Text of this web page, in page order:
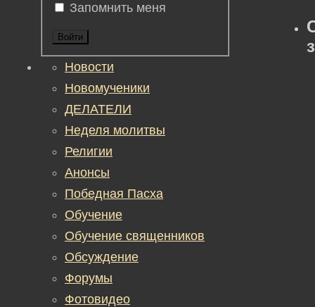
Запомнить меня
Войти
Новости
Новомученики
ДЕЛАТЕЛИ
Неделя молитвы
Религии
Анонсы
Победная Пасха
Обучение
Обучение священников
Обсуждение
Форумы
Фотовидео